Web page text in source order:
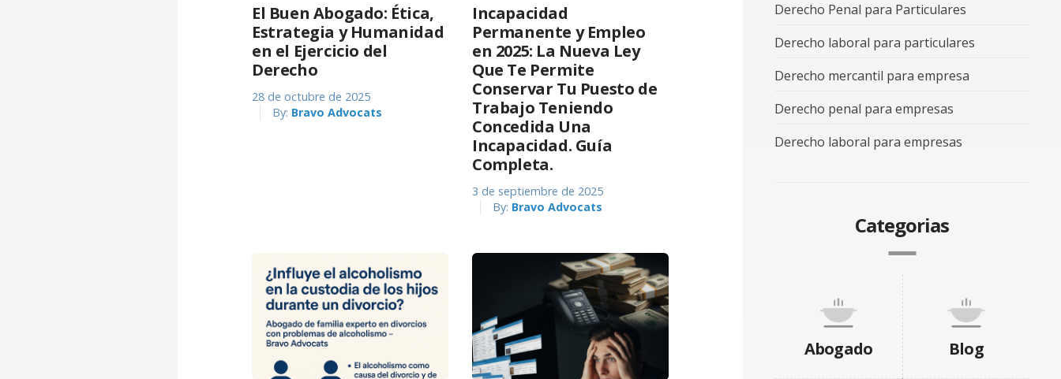
El Buen Abogado: Ética,
Estrategia y Humanidad
en el Ejercicio del
Derecho
28 de octubre de 2025
By: Bravo Advocats
Incapacidad
Permanente y Empleo
en 2025: La Nueva Ley
Que Te Permite
Conservar Tu Puesto de
Trabajo Teniendo
Concedida Una
Incapacidad. Guía
Completa.
3 de septiembre de 2025
By: Bravo Advocats
Derecho Penal para Particulares
Derecho laboral para particulares
Derecho mercantil para empresa
Derecho penal para empresas
Derecho laboral para empresas
Categorias
Abogado Blog